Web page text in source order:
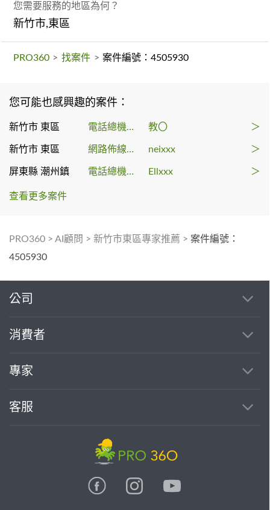
您需要服務的地區為何？
新竹市,東區
PRO360 > 找案件 > 案件編號：4505930
您可能也感興趣的案件：
新竹市 東區 電話總機系統 教〇 ＞
新竹市 東區 網路佈線工程 neixxx ＞
屏東縣 潮州鎮 電話總機系統 Ellxxx ＞
查看更多案件
PRO360 > AI顧問 > 新竹市東區專家推薦 > 案件編號：
4505930
公司
消費者
專家
客服